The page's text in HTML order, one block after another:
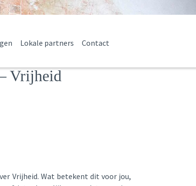
Lokale partners Contact
Vrijheid
Vrijheid. Wat betekent dit voor jou,